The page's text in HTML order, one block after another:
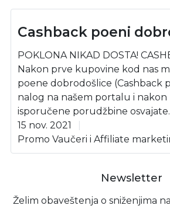
Cashback poeni
POKLONA NIKAD DOSTA!
Nakon prve kupovine kod nas
poene dobrodošlice (Cashback
nalog na našem portalu i nakon
isporučene porudžbine
15 nov. 2021
Promo Vaučeri i Affiliate
Newsletter
Želim obaveštenja o sniženjima